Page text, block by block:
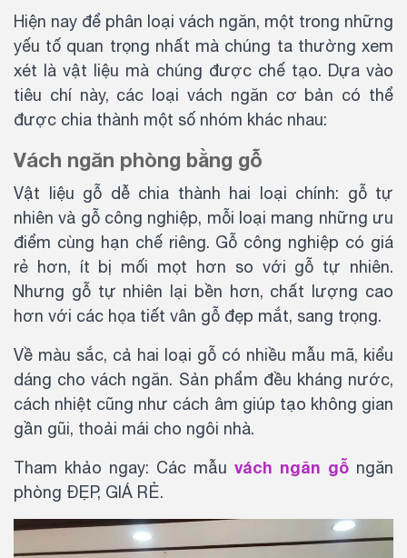
Hiện nay để phân loại vách ngăn, một trong những
yếu tố quan trọng nhất mà chúng ta thường xem
xét là vật liệu mà chúng được chế tạo. Dựa vào
tiêu chí này, các loại vách ngăn cơ bản có thể
được chia thành một số nhóm khác nhau:
Vách ngăn phòng bằng gỗ
Vật liệu gỗ dễ chia thành hai loại chính: gỗ tự
nhiên và gỗ công nghiệp, mỗi loại mang những ưu
điểm cùng hạn chế riêng. Gỗ công nghiệp có giá
rẻ hơn, ít bị mối mọt hơn so với gỗ tự nhiên.
Nhưng gỗ tự nhiên lại bền hơn, chất lượng cao
hơn với các họa tiết vân gỗ đẹp mắt, sang trọng.
Về màu sắc, cả hai loại gỗ có nhiều mẫu mã, kiểu
dáng cho vách ngăn. Sản phẩm đều kháng nước,
cách nhiệt cũng như cách âm giúp tạo không gian
gần gũi, thoải mái cho ngôi nhà.
Tham khảo ngay: Các mẫu vách ngăn gỗ ngăn
phòng ĐẸP, GIÁ RẺ.